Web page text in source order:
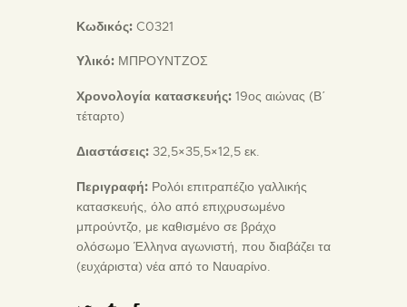
Κωδικός: C0321
Υλικό: ΜΠΡΟΥΝΤΖΟΣ
Χρονολογία κατασκευής: 19ος αιώνας (Β΄
τέταρτο)
Διαστάσεις: 32,5×35,5×12,5 εκ.
Περιγραφή: Ρολόι επιτραπέζιο γαλλικής
κατασκευής, όλο από επιχρυσωμένο
μπρούντζο, με καθισμένο σε βράχο
ολόσωμο Έλληνα αγωνιστή, που διαβάζει τα
(ευχάριστα) νέα από το Ναυαρίνο.